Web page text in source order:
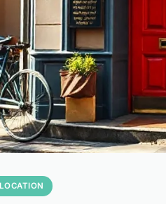
LOCATION